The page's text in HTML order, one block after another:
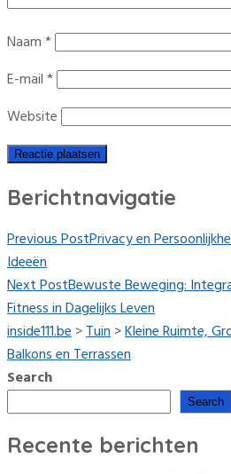
Naam*
E-mail*
Website
Berichtnavigatie
Previous PostPrivacy en
Ideeën
Next PostBewuste Beweging:
Fitness in Dagelijks Leven
inside111.be>Tuin>Kleine Ruimte,
Balkons en Terrassen
Search
Search
Recente berichten